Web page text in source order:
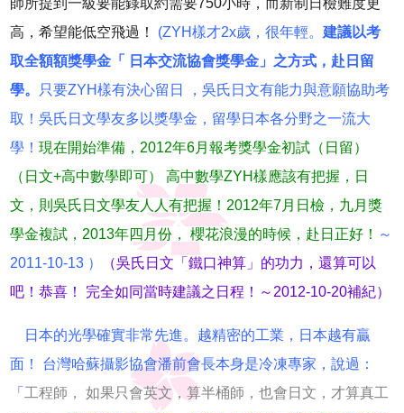
師所提到一級要能錄取約需要750小時，而新制日檢難度更
高，希望能低空飛過！
(ZYH樣才2x歲，很年輕。建議以考
取全額額獎學金「 日本交流協會獎學金」之方式，赴日留
學。
只要ZYH樣有決心留日 ，吳氏日文有能力與意願協助考
取！吳氏日文學友多以獎學金，留學日本各分野之一流大
學！現在開始準備，2012年6月報考獎學金初試（日留）
（日文+高中數學即可） 高中數學ZYH樣應該有把握，日
文，則吳氏日文學友人人有把握！2012年7月日檢，九月獎
學金複試，2013年四月份， 櫻花浪漫的時候，赴日正好！ ～
2011-10-13 ）
（吳氏日文「鐵口神算」的功力，還算可以
吧！恭喜！ 完全如同當時建議之日程！～2012-10-20補紀）
日本的光學確實非常先進。越精密的工業，日本越有贏
面！ 台灣哈蘇攝影協會潘前會長本身是冷凍專家，說過：
「 工程師， 如果只會英文，算半桶師，也會日文，才算真工